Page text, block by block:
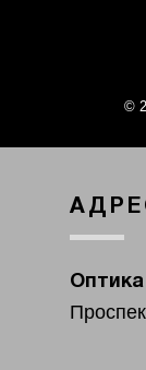
©
Оптика